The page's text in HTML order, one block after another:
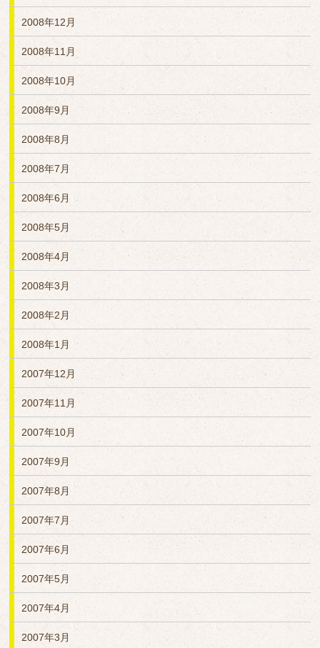
2008年12月
2008年11月
2008年10月
2008年9月
2008年8月
2008年7月
2008年6月
2008年5月
2008年4月
2008年3月
2008年2月
2008年1月
2007年12月
2007年11月
2007年10月
2007年9月
2007年8月
2007年7月
2007年6月
2007年5月
2007年4月
2007年3月